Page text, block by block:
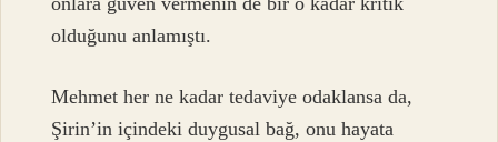
olduğunu anlamıştı.
Mehmet her ne kadar tedaviye odaklansa da,
Şirin’in içindeki duygusal bağ, onu hayata